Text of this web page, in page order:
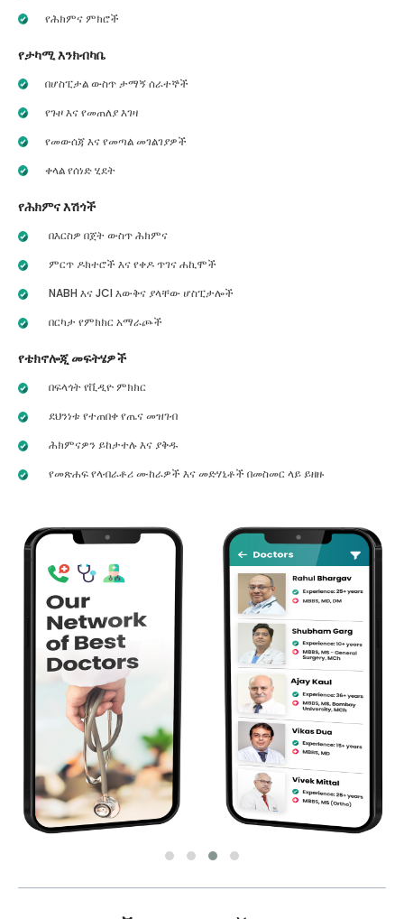
የሕክምና ምክሮች
የታካሚ እንክብካቤ
በሆስፒታል ውስጥ ታማኝ ሰራተኞች
የጉዞ እና የመጠለያ እገዛ
የመውሰጃ እና የመጣል መገልገያዎች
ቀላል የሰነድ ሂደት
የሕክምና እሽጎች
በእርስዎ በጀት ውስጥ ሕክምና
ምርጥ ዶክተሮች እና የቀዶ ጥገና ሐኪሞች
NABH እና JCI እውቅና ያላቸው ሆስፒታሎች
በርካታ የምክክር አማራጮች
የቴክኖሎጂ መፍትሄዎች
በፍላጎት የቪዲዮ ምክክር
ደህንነቱ የተጠበቀ የጤና መዝገብ
ሕክምናዎን ይከታተሉ እና ያቅዱ
የመጽሐፍ የላብራቶሪ ሙከራዎች እና መድሃኒቶች በመስመር ላይ ይዘዙ